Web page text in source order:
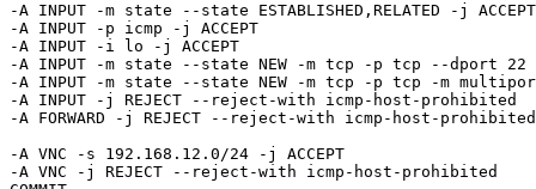
-A INPUT -m state --state ESTABLISHED,RELATED -j ACCEPT
-A INPUT -p icmp -j ACCEPT
-A INPUT -i lo -j ACCEPT
-A INPUT -m state --state NEW -m tcp -p tcp --dport 22 -
-A INPUT -m state --state NEW -m tcp -p tcp -m
-A INPUT -j REJECT --reject-with icmp-host-prohibited
-A FORWARD -j REJECT --reject-with icmp-host-prohibited
-A VNC -s 192.168.12.0/24 -j ACCEPT
-A VNC -j REJECT --reject-with icmp-host-prohibited